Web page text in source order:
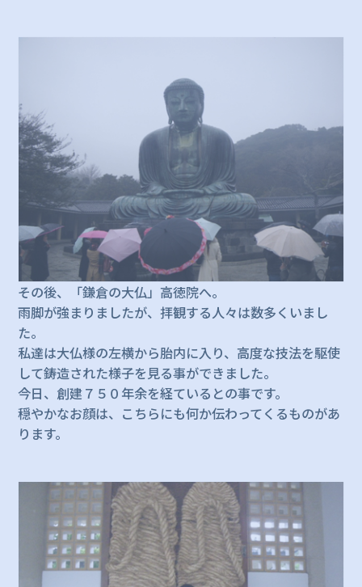
その後、「鎌倉の大仏」高徳院へ。
雨脚が強まりましたが、拝観する人々は数多くいまし
た。
私達は大仏様の左横から胎内に入り、高度な技法を駆使
して鋳造された様子を見る事ができました。
今日、創建７５０年余を経ているとの事です。
穏やかなお顔は、こちらにも何か伝わってくるものがあ
ります。